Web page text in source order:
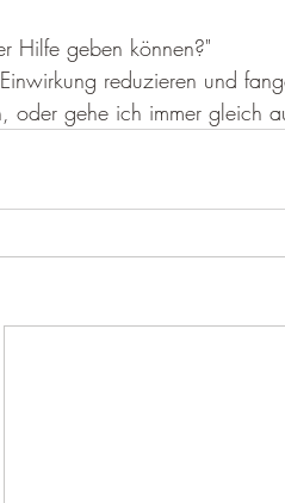
Hilfe geben können?"
reduzieren und
oder gehe ich immer gleich